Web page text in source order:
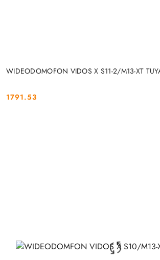
WIDEODOMOFON VIDOS X S11-2/M13-XT
Cena:
1791.53